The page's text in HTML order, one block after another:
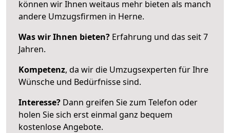
können wir Ihnen weitaus mehr bieten als manch
andere Umzugsfirmen in Herne.
Was wir Ihnen bieten? Erfahrung und das seit 7
Jahren.
Kompetenz, da wir die Umzugsexperten für Ihre
Wünsche und Bedürfnisse sind.
Interesse? Dann greifen Sie zum Telefon oder
holen Sie sich erst einmal ganz bequem
kostenlose Angebote.